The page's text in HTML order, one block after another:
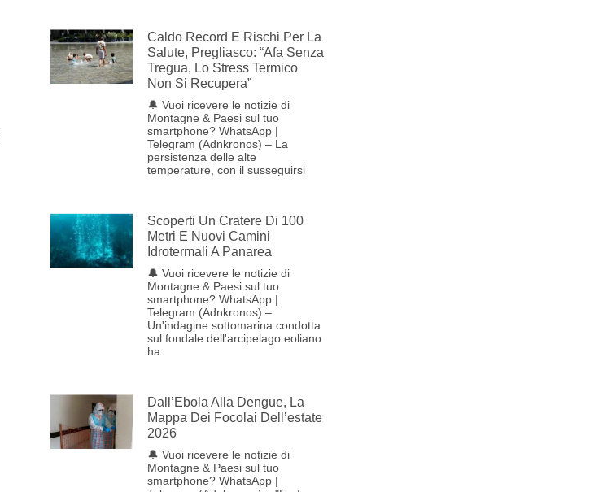
Caldo Record E Rischi Per La
Salute, Pregliasco: “Afa Senza
Tregua, Lo Stress Termico
Non Si Recupera”
🔔 Vuoi ricevere le notizie di
Montagne & Paesi sul tuo
smartphone? WhatsApp |
Telegram (Adnkronos) – La
persistenza delle alte
temperature, con il susseguirsi
Scoperti Un Cratere Di 100
Metri E Nuovi Camini
Idrotermali A Panarea
🔔 Vuoi ricevere le notizie di
Montagne & Paesi sul tuo
smartphone? WhatsApp |
Telegram (Adnkronos) –
Un'indagine sottomarina condotta
sul fondale dell'arcipelago eoliano
ha
Dall’Ebola Alla Dengue, La
Mappa Dei Focolai Dell’estate
2026
🔔 Vuoi ricevere le notizie di
Montagne & Paesi sul tuo
smartphone? WhatsApp |